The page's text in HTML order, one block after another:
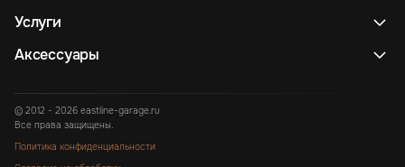
Услуги
Аксессуары
© 2012 - 2026 eastline-garage.ru
Все права защищены.
Политика конфиденциальности